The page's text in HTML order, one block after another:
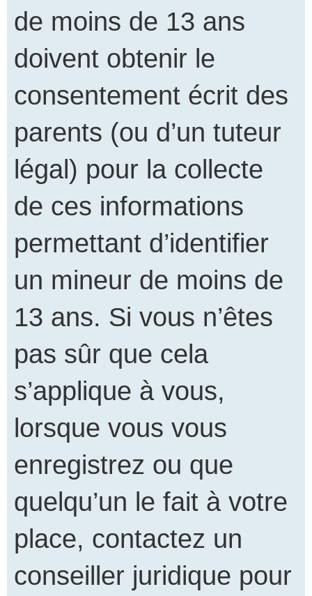
de moins de 13 ans
doivent obtenir le
consentement écrit des
parents (ou d’un tuteur
légal) pour la collecte
de ces informations
permettant d’identifier
un mineur de moins de
13 ans. Si vous n’êtes
pas sûr que cela
s’applique à vous,
lorsque vous vous
enregistrez ou que
quelqu’un le fait à votre
place, contactez un
conseiller juridique pour